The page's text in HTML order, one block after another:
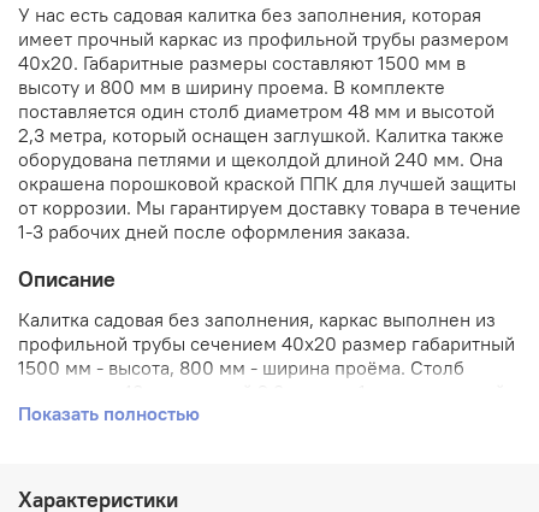
У нас есть садовая калитка без заполнения, которая
имеет прочный каркас из профильной трубы размером
40х20. Габаритные размеры составляют 1500 мм в
высоту и 800 мм в ширину проема. В комплекте
поставляется один столб диаметром 48 мм и высотой
2,3 метра, который оснащен заглушкой. Калитка также
оборудована петлями и щеколдой длиной 240 мм. Она
окрашена порошковой краской ППК для лучшей защиты
от коррозии. Мы гарантируем доставку товара в течение
1-3 рабочих дней после оформления заказа.
Описание
Калитка садовая без заполнения, каркас выполнен из
профильной трубы сечением 40х20 размер габаритный
1500 мм - высота, 800 мм - ширина проёма. Столб
Укомплектована петлями, щеколдой длиной 240 мм.
Предназначена для садовых дачных участков с
Показать полностью
Характеристики